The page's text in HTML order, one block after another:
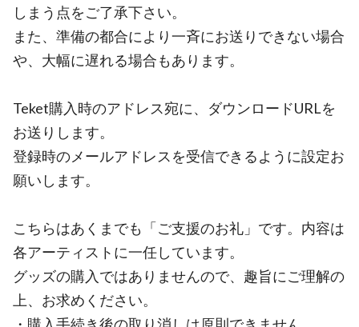
しまう点をご了承下さい。
また、準備の都合により一斉にお送りできない場合
や、大幅に遅れる場合もあります。
Teket購入時のアドレス宛に、ダウンロードURLを
お送りします。
登録時のメールアドレスを受信できるように設定お
願いします。
こちらはあくまでも「ご支援のお礼」です。内容は
各アーティストに一任しています。
グッズの購入ではありませんので、趣旨にご理解の
上、お求めください。